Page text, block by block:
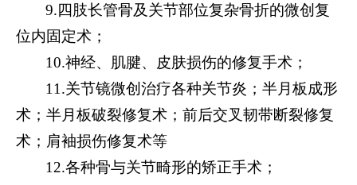
9.四肢长管骨及关节部位复杂骨折的微创复
位内固定术；
10.神经、肌腱、皮肤损伤的修复手术；
11.关节镜微创治疗各种关节炎；半月板成形
术； 半月板破裂修复术；前后交叉韧带断裂修复
术；肩袖损伤修复术等
12.各种骨与关节畸形的矫正手术；